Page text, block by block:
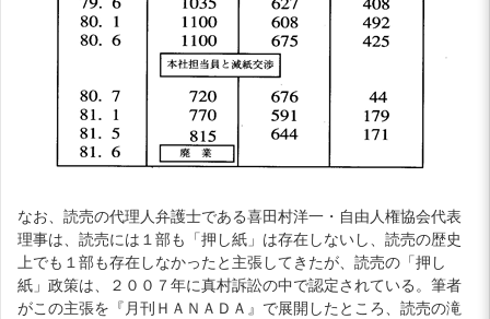
なお、読売の代理人弁護士である喜田村洋一・自由人権協会代表
理事は、読売には１部も「押し紙」は存在しないし、読売の歴史
上でも１部も存在しなかったと主張してきたが、読売の「押し
紙」政策は、２００７年に真村訴訟の中で認定されている。筆者
がこの主張を『月刊ＨＡＮＡＤＡ』で展開したところ、読売の滝